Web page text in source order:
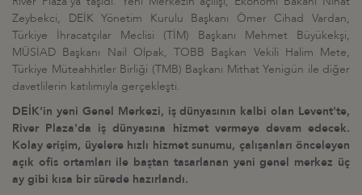
Zeybekci, DEİK Yönetim Kurulu Başkanı Ömer Cihad Vardan,
Türkiye İhracatçılar Meclisi (TİM) Başkanı Mehmet Büyükekşi,
MÜSİAD Başkanı Nail Olpak, TOBB Başkan Vekili Halim Mete,
Türkiye Müteahhitler Birliği (TMB) Başkanı Mithat Yenigün ile diğer
davetlilerin katılımıyla gerçekleşti.
DEİK'in yeni Genel Merkezi, iş dünyasının kalbi olan Levent'te,
River Plaza'da iş dünyasına hizmet vermeye devam edecek.
Kolay erişim, üyelere hızlı hizmet sunumu, çalışanları önceleyen
açık ofis ortamları ile baştan tasarlanan yeni genel merkez üç
ay gibi kısa bir sürede hazırlandı.